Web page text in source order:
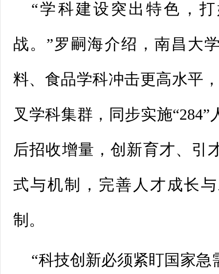
“学科建设突出特色，
战。”罗嗣海介绍，南昌大
料、食品学科冲击更高水平
叉学科集群，同步实施
后招收增量，创新育才、引
式与机制，完善人才成长
制。
“科技创新必须紧盯国家